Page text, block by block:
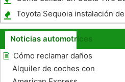
Machine
Toyota Sequoia instalación
Noticias automotrices
Cómo reclamar daños
Alquiler de coches con